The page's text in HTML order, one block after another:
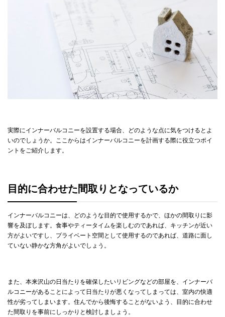
実際にインナーバルコニーを設置する場合、どのような点に気をつけるとよ
いのでしょうか。ここからはインナーバルコニーを計画する際に役立つポイ
ントをご紹介します。
目的に合わせた間取りとなっているか
インナーバルコニーは、どのような目的で使用するかで、ほかの間取りに影
響を及ぼします。食事やティータイムを楽しむのであれば、キッチンが近い
方がよいですし、プライベート空間として使用するのであれば、道路に面し
ていない静かな方角がよいでしょう。
また、本来沢山の日当たりを確保したいリビングなどの部屋を、インナーバ
ルコニーがあることによって日当たりが悪くなってしまっては、室内の快適
性が劣ってしまいます。住んでから後悔することがないよう、目的に合わせ
た間取りを事前にしっかりと検討しましょう。